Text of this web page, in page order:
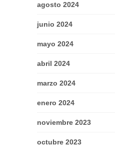
agosto 2024
junio 2024
mayo 2024
abril 2024
marzo 2024
enero 2024
noviembre 2023
octubre 2023